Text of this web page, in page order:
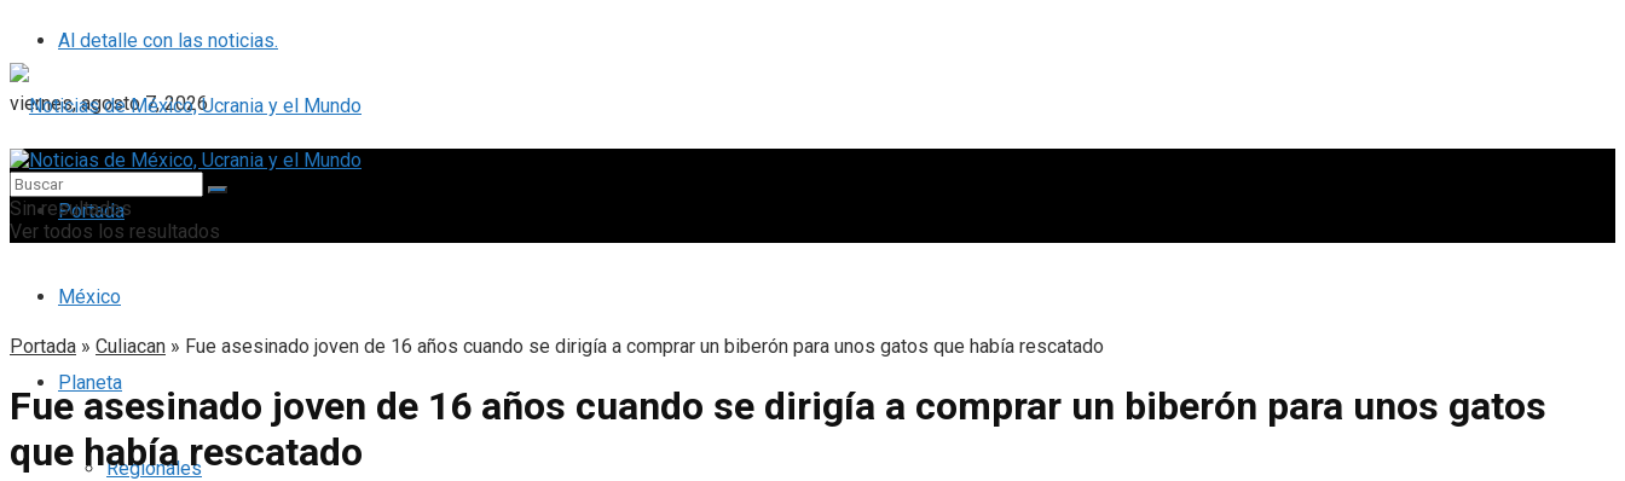
Al detalle con las noticias.
viernes, agosto 7, 2026
Portada
México
Planeta
Regionales
Sin resultados
Ver todos los resultados
Portada » Culiacan » Fue asesinado joven de 16 años cuando se dirigía a comprar un biberón para unos gatos que había rescatado
Fue asesinado joven de 16 años cuando se dirigía a comprar un biberón para unos gatos
que había rescatado